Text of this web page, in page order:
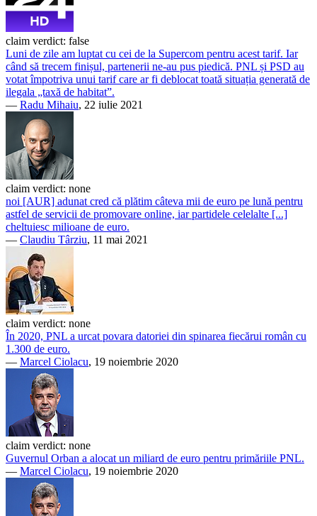
claim verdict: false
Luni de zile am luptat cu cei de la Supercom pentru acest tarif. Iar
când să trecem finișul, partenerii ne-au pus piedică. PNL și PSD au
votat împotriva unui tarif care ar fi deblocat toată situația generată de
ilegala „taxă de habitat”.
— Radu Mihaiu, 22 iulie 2021
claim verdict: none
noi [AUR] adunat cred că plătim câteva mii de euro pe lună pentru
astfel de servicii de promovare online, iar partidele celelalte [...]
cheltuiesc milioane de euro.
— Claudiu Târziu, 11 mai 2021
claim verdict: none
În 2020, PNL a urcat povara datoriei din spinarea fiecărui român cu
1.300 de euro.
— Marcel Ciolacu, 19 noiembrie 2020
claim verdict: none
Guvernul Orban a alocat un miliard de euro pentru primăriile PNL.
— Marcel Ciolacu, 19 noiembrie 2020